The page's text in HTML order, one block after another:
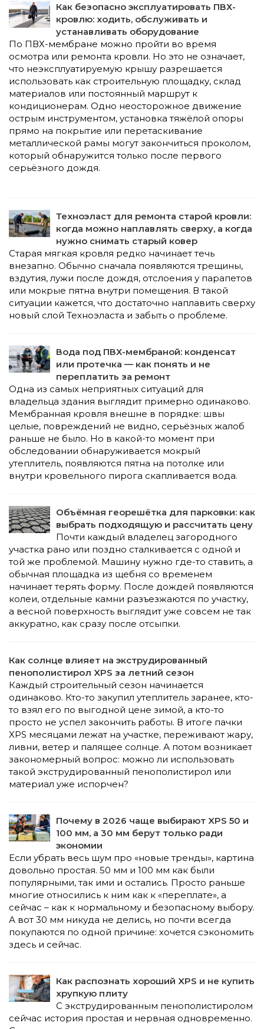
Как безопасно эксплуатировать ПВХ-
кровлю: ходить, обслуживать и
устанавливать оборудование
По ПВХ-мембране можно пройти во время
осмотра или ремонта кровли. Но это не означает,
что неэксплуатируемую крышу разрешается
использовать как строительную площадку, склад
материалов или постоянный маршрут к
кондиционерам. Одно неосторожное движение
острым инструментом, установка тяжёлой опоры
прямо на покрытие или перетаскивание
металлической рамы могут закончиться проколом,
который обнаружится только после первого
серьёзного дождя.
Техноэласт для ремонта старой кровли:
когда можно наплавлять сверху, а когда
нужно снимать старый ковер
Старая мягкая кровля редко начинает течь
внезапно. Обычно сначала появляются трещины,
вздутия, лужи после дождя, отслоения у парапетов
или мокрые пятна внутри помещения. В такой
ситуации кажется, что достаточно наплавить сверху
новый слой Техноэласта и забыть о проблеме.
Вода под ПВХ-мембраной: конденсат
или протечка — как понять и не
переплатить за ремонт
Одна из самых неприятных ситуаций для
владельца здания выглядит примерно одинаково.
Мембранная кровля внешне в порядке: швы
целые, повреждений не видно, серьёзных жалоб
раньше не было. Но в какой-то момент при
обследовании обнаруживается мокрый
утеплитель, появляются пятна на потолке или
внутри кровельного пирога скапливается вода.
Объёмная георешётка для парковки: как
выбрать подходящую и рассчитать цену
Почти каждый владелец загородного
участка рано или поздно сталкивается с одной и
той же проблемой. Машину нужно где-то ставить, а
обычная площадка из щебня со временем
начинает терять форму. После дождей появляются
колеи, отдельные камни разъезжаются по участку,
а весной поверхность выглядит уже совсем не так
аккуратно, как сразу после отсыпки.
Как солнце влияет на экструдированный
пенополистирол XPS за летний сезон
Каждый строительный сезон начинается
одинаково. Кто-то закупил утеплитель заранее, кто-
то взял его по выгодной цене зимой, а кто-то
просто не успел закончить работы. В итоге пачки
XPS месяцами лежат на участке, переживают жару,
ливни, ветер и палящее солнце. А потом возникает
закономерный вопрос: можно ли использовать
такой экструдированный пенополистирол или
материал уже испорчен?
Почему в 2026 чаще выбирают XPS 50 и
100 мм, а 30 мм берут только ради
экономии
Если убрать весь шум про «новые тренды», картина
довольно простая. 50 мм и 100 мм как были
популярными, так ими и остались. Просто раньше
многие относились к ним как к «переплате», а
сейчас – как к нормальному и безопасному выбору.
А вот 30 мм никуда не делись, но почти всегда
покупаются по одной причине: хочется сэкономить
здесь и сейчас.
Как распознать хороший XPS и не купить
хрупкую плиту
С экструдированным пенополистиролом
сейчас история простая и нервная одновременно.